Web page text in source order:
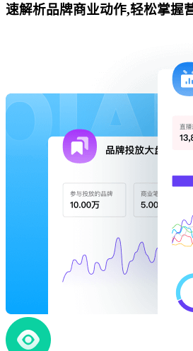
速解析品牌商业动作,轻松掌握